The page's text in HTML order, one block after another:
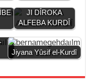
JI DÎROKA
ALFEBA KURDÎ
Jiyana Yûsif el-Kurdî